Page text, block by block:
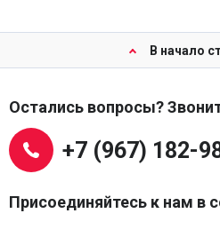
В начало
Остались вопросы?
+7 (967) 182-
Присоединяйтесь к нам в